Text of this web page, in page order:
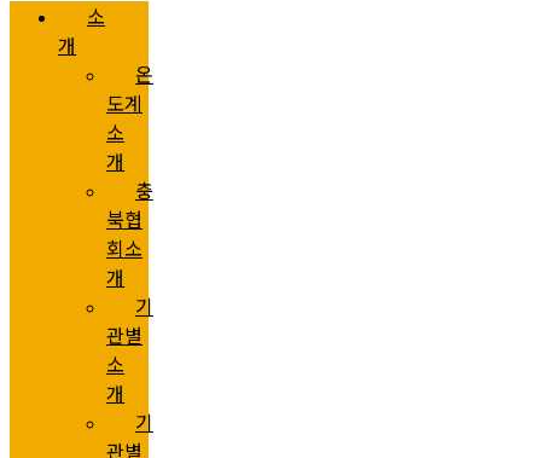
소
개
온
도계
소
개
충
북협
회소
개
기
관별
소
개
기
관별